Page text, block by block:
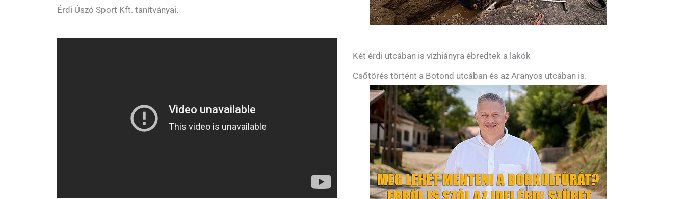
Érdi Úszó Sport Kft. tanítványai.
Két érdi utcában is vízhiányra ébredtek a lakók
Csőtörés történt a Botond utcában és az Aranyos utcában is.